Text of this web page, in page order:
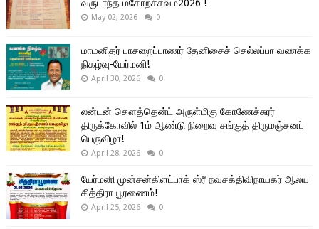
வருடாந்த மகோற்ச்சவம்2026 !
May 02, 2026 0
மாமனிதர் பாசறைப்பாணர் தேனிசைச் செல்லப்பா வணக்க
நிகழ்வு-யேர்மனி!
April 30, 2026 0
லன்டன் சௌத்தென்ட் அருள்மிகு கோணேச்சுரர்
திருக்கோவில் 1ம் ஆண்டு நிறைவு சங்குத் திருமஞ்சனப்
பெருவிழா!
April 28, 2026 0
யேர்மனி முன்சன்கிளட்பாக் ஸ்ரீ நவசக்திவிநாயகர் ஆலய
சித்திரா பூரணைம்!
April 25, 2026 0